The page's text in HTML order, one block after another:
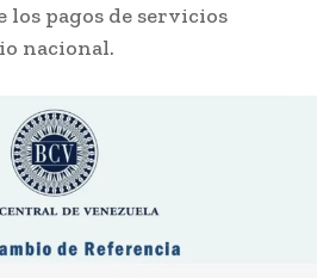
los pagos de servicios
nacional.